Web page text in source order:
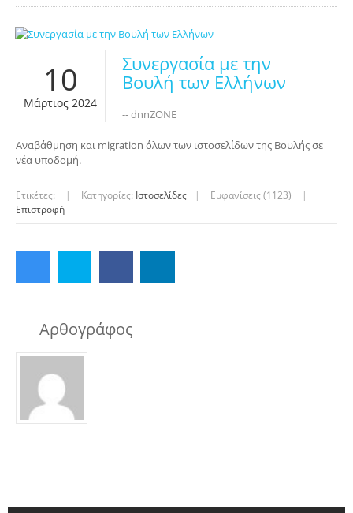
10
Μάρτιος 2024
Συνεργασία με την
Βουλή των Ελλήνων
-- dnnZONE
Αναβάθμηση και migration όλων των ιστοσελίδων της Βουλής σε
νέα υποδομή.
Ετικέτες: | Κατηγορίες: Ιστοσελίδες | Εμφανίσεις (1123)
|
Επιστροφή
Αρθογράφος